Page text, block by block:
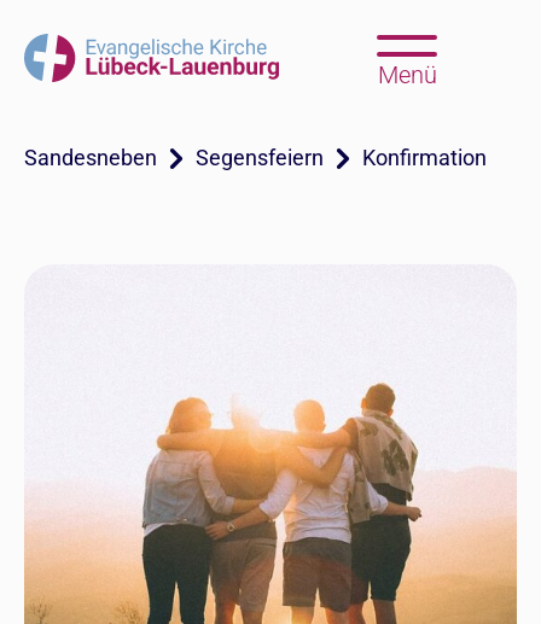
Menü
Sandesneben Segensfeiern Konfirmation